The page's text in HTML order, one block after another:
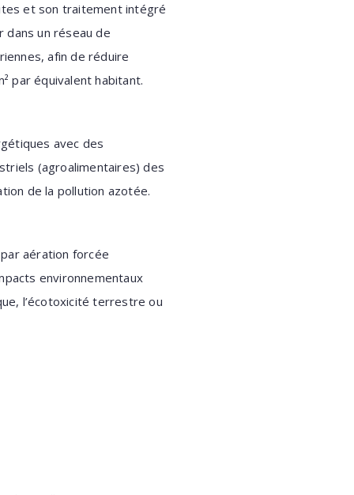
et son traitementintégré
dans un réseau de
afin deréduire
par équivalent habitant.
avec des
(agroalimentaires) des
de la pollution azotée.
paraération forcée
environnementaux
l’écotoxicitéterrestre ou